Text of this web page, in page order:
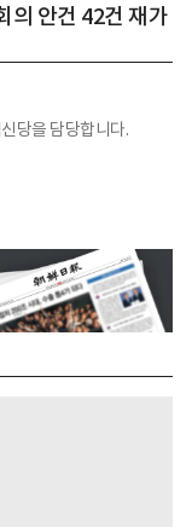
의 안건 42건 재가
당을 담당합니다.